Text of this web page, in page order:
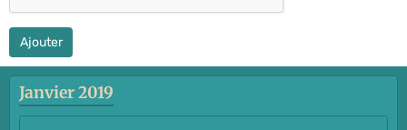
Ajouter
Janvier 2019